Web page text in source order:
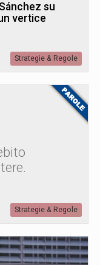
su
vertice
Strategie & Regole
Strategie & Regole